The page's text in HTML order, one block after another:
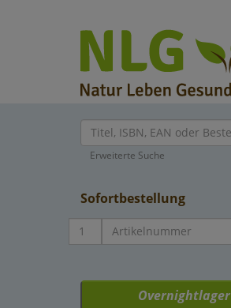
Erweiterte Suche
Sofortbestellung
Overnightlager